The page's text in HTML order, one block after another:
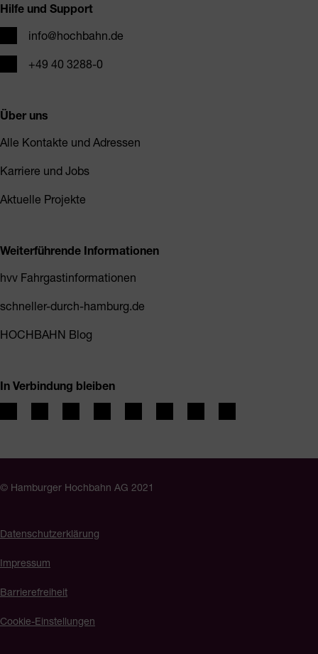
Hilfe und Support
E-Mailinfo@hochbahn.de
Telefon+49 40 3288-0
Über uns
Alle Kontakte und Adressen
Karriere und Jobs
Aktuelle Projekte
Weiterführende Informationen
hvv Fahrgastinformationen
schneller-durch-hamburg.de
HOCHBAHN Blog
In Verbindung bleiben
© Hamburger Hochbahn AG 2021
Datenschutzerklärung
Impressum
Barrierefreiheit
Cookie-Einstellungen